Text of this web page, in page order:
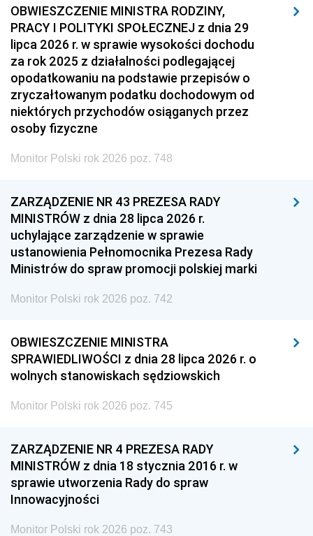
OBWIESZCZENIE MINISTRA RODZINY,
PRACY I POLITYKI SPOŁECZNEJ z dnia 29
lipca 2026 r. w sprawie wysokości dochodu
za rok 2025 z działalności podlegającej
opodatkowaniu na podstawie przepisów o
zryczałtowanym podatku dochodowym od
niektórych przychodów osiąganych przez
osoby fizyczne
Monitor Polski rok 2026 poz. 748
ZARZĄDZENIE NR 43 PREZESA RADY
MINISTRÓW z dnia 28 lipca 2026 r.
uchylające zarządzenie w sprawie
ustanowienia Pełnomocnika Prezesa Rady
Ministrów do spraw promocji polskiej marki
Monitor Polski rok 2026 poz. 742
OBWIESZCZENIE MINISTRA
SPRAWIEDLIWOŚCI z dnia 28 lipca 2026 r. o
wolnych stanowiskach sędziowskich
Monitor Polski rok 2026 poz. 745
ZARZĄDZENIE NR 4 PREZESA RADY
MINISTRÓW z dnia 18 stycznia 2016 r. w
sprawie utworzenia Rady do spraw
Innowacyjności
Monitor Polski rok 2026 poz. 743